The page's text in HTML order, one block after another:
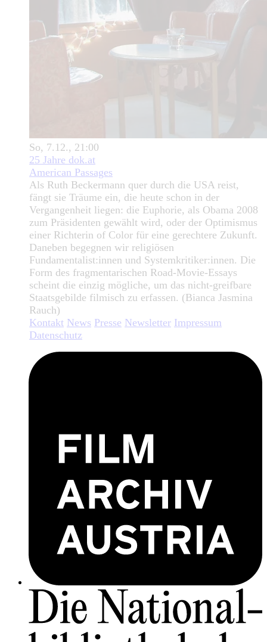
So, 7.12., 21:00
25 Jahre dok.at
American Passages
Als Ruth Beckermann quer durch die USA reist,
fängt sie Träume ein, die heute schon in der
Vergangenheit liegen: die Euphorie, als Obama 2008
zum Präsidenten gewählt wird, oder der Optimismus
einer Richterin of Color für eine gerechtere Zukunft.
Daneben begegnen wir religiösen
Fundamentalist:innen und Systemkritiker:innen. Die
Form des fragmentarischen Road-Movie-Essays
scheint die einzig mögliche, um das nicht-greifbare
Staatsgebilde filmisch zu erfassen. (Bianca Jasmina
Rauch)
Kontakt News Presse Newsletter Impressum
Datenschutz